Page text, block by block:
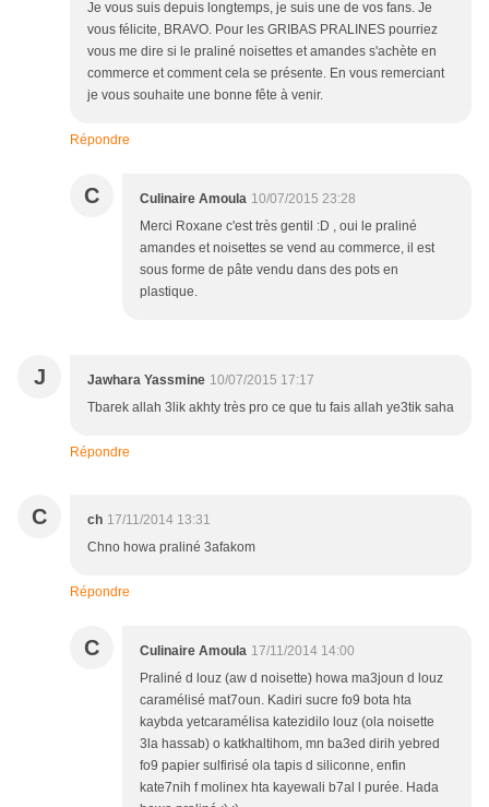
Je vous suis depuis longtemps, je suis une de vos fans. Je
vous félicite, BRAVO. Pour les GRIBAS PRALINES pourriez
vous me dire si le praliné noisettes et amandes s'achète en
commerce et comment cela se présente. En vous remerciant
je vous souhaite une bonne fête à venir.
Répondre
C Culinaire Amoula 10/07/2015 23:28
Merci Roxane c'est très gentil :D , oui le praliné
amandes et noisettes se vend au commerce, il est
sous forme de pâte vendu dans des pots en
plastique.
J Jawhara Yassmine 10/07/2015 17:17
Tbarek allah 3lik akhty très pro ce que tu fais allah ye3tik saha
Répondre
C ch 17/11/2014 13:31
Chno howa praliné 3afakom
Répondre
C Culinaire Amoula 17/11/2014 14:00
Praliné d louz (aw d noisette) howa ma3joun d louz
caramélisé mat7oun. Kadiri sucre fo9 bota hta
kaybda yetcaramélisa katezidilo louz (ola noisette
3la hassab) o katkhaltihom, mn ba3ed dirih yebred
fo9 papier sulfirisé ola tapis d siliconne, enfin
kate7nih f molinex hta kayewali b7al l purée. Hada